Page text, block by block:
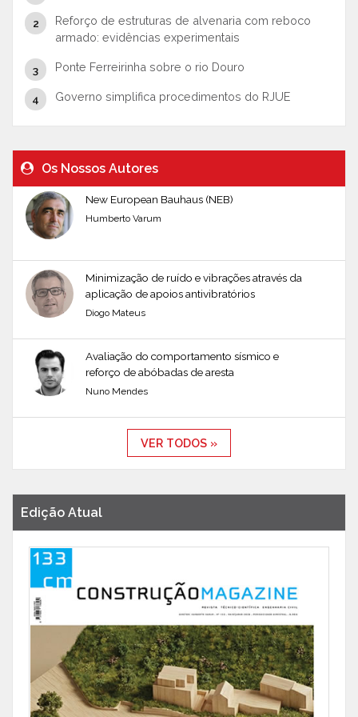
Reforço de estruturas de alvenaria com reboco
armado: evidências experimentais
Ponte Ferreirinha sobre o rio Douro
Governo simplifica procedimentos do RJUE
Os Nossos Autores
New European Bauhaus (NEB)
Humberto Varum
Minimização de ruído e vibrações através da
aplicação de apoios antivibratórios
Diogo Mateus
Avaliação do comportamento sísmico e
reforço de abóbadas de aresta
Nuno Mendes
VER TODOS »
Edição Atual